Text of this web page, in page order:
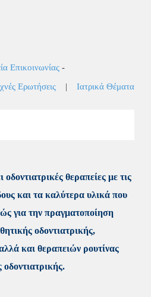
Επικοινωνίας-
Ερωτήσεις | Ιατρικά Θέματα
οδοντιατρικές θεραπείες με τις
και τα καλύτερα υλικά που
για την πραγματοποίηση
οδοντιατρικής,
και θεραπειών ρουτίνας
οδοντιατρικής.